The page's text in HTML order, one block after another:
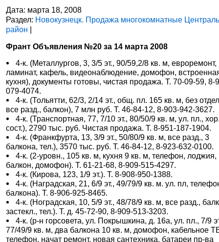
Дата: марта 18, 2008
Раздел: Новокузнецк. Продажа многокомнатные
район |
Франт Объявления №20 за 14 марта 2008
4-к. (Металлургов, 3, 3/5 эт., 90/59,2/8 кв. м, евроремонт,
ламинат, кафель, видеонаблюдение, домофон,
кухня), документы готовы, чистая продажа. Т. 70-09-59, 8-
079-4074.
4-к. (Тольятти, 62/3, 2/14 эт., общ. пл. 165 кв. м, без
все разд., балкон), 7 млн руб. Т. 46-84-12, 8-903-942-3627.
4-к. (Транспортная, 77, 7/10 эт., 80/50/9 кв. м, ул. пл.,
сост.), 2790 тыс. руб. Чистая продажа. Т. 8-951-187-1904.
4-к. (Франкфурта, 13, 3/9 эт., 50/80/9 кв. м, все разд., 3
балкона, тел.), 3570 тыс. руб. Т. 46-84-12, 8-923-632-0100.
4-к. (2-уровн., 105 кв. м, кухня 9 кв. м, телефон, лоджия,
балкон, домофон). Т. 61-21-68, 8-909-515-4297.
4-к. (Кирова, 123, 1/9 эт.). Т. 8-908-950-1388.
4-к. (Наградская, 21, 6/9 эт., 49/79/9 кв. м. ул. пл,
балкона). Т. 8-906-925-8465.
4-к. (Ноградская, 10, 5/9 эт., 48/78/9 кв. м, все разд.,
застекл., тел.). Т. д. 45-72-90, 8-909-513-3203.
4-к. (р-н горсовета, ул. Покрышкина, д. 16а, ул. пл., 7/9
77/49/9 кв. м, два балкона 10 кв. м, домофон, кабельное
телефон, начат ремонт, новая сантехника, батареи пр-ва